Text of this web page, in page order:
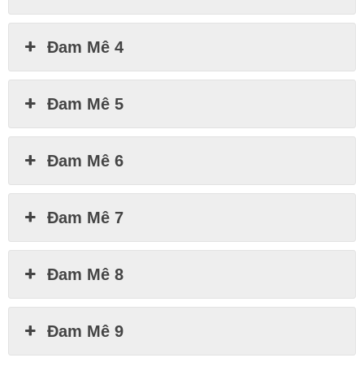
Đam Mê 4
Đam Mê 5
Đam Mê 6
Đam Mê 7
Đam Mê 8
Đam Mê 9